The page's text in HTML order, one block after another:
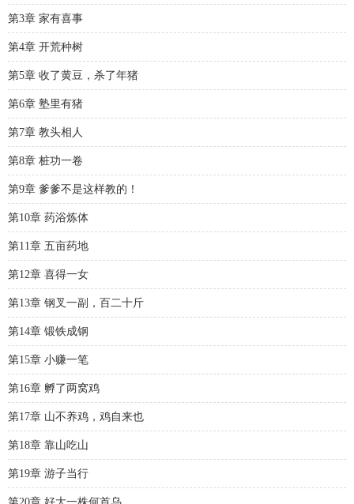
第3章 家有喜事
第4章 开荒种树
第5章 收了黄豆，杀了年猪
第6章 塾里有猪
第7章 教头相人
第8章 桩功一卷
第9章 爹爹不是这样教的！
第10章 药浴炼体
第11章 五亩药地
第12章 喜得一女
第13章 钢叉一副，百二十斤
第14章 锻铁成钢
第15章 小赚一笔
第16章 孵了两窝鸡
第17章 山不养鸡，鸡自来也
第18章 靠山吃山
第19章 游子当行